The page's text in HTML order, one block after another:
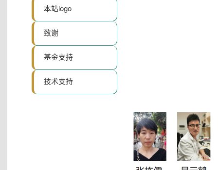
本站logo
致谢
基金支持
技术支持